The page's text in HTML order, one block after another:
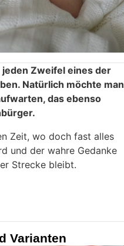
Zweifel eines der
Natürlich möchte man
das ebenso
Zeit, wo doch fast alles
und der wahre Gedanke
Strecke bleibt.
Varianten